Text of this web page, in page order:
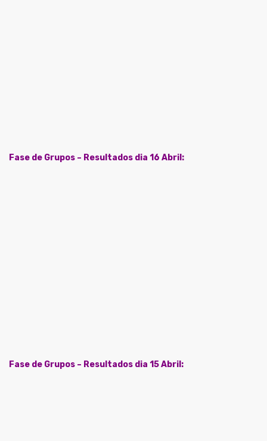
Fase de Grupos – Resultados dia 16 Abril:
Fase de Grupos – Resultados dia 15 Abril: